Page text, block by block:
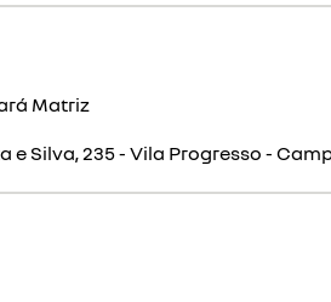
Matriz
e Silva, 235 - Vila Progresso -